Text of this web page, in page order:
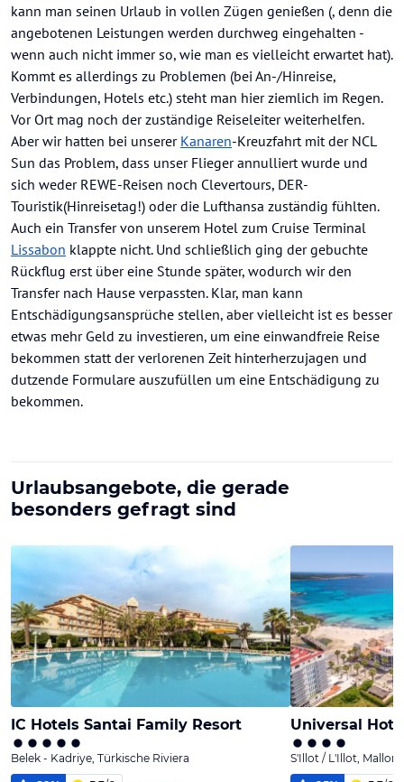
kann man seinen Urlaub in vollen Zügen genießen (, denn die
angebotenen Leistungen werden durchweg eingehalten -
wenn auch nicht immer so, wie man es vielleicht erwartet hat).
Kommt es allerdings zu Problemen (bei An-/Hinreise,
Verbindungen, Hotels etc.) steht man hier ziemlich im Regen.
Vor Ort mag noch der zuständige Reiseleiter weiterhelfen.
Aber wir hatten bei unserer Kanaren-Kreuzfahrt mit der NCL
Sun das Problem, dass unser Flieger annulliert wurde und
sich weder REWE-Reisen noch Clevertours, DER-
Touristik(Hinreisetag!) oder die Lufthansa zuständig fühlten.
Auch ein Transfer von unserem Hotel zum Cruise Terminal
Lissabon klappte nicht. Und schließlich ging der gebuchte
Rückflug erst über eine Stunde später, wodurch wir den
Transfer nach Hause verpassten. Klar, man kann
Entschädigungsansprüche stellen, aber vielleicht ist es besser
etwas mehr Geld zu investieren, um eine einwandfreie Reise
bekommen statt der verlorenen Zeit hinterherzujagen und
dutzende Formulare auszufüllen um eine Entschädigung zu
bekommen.